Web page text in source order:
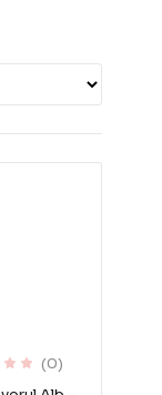
(0)